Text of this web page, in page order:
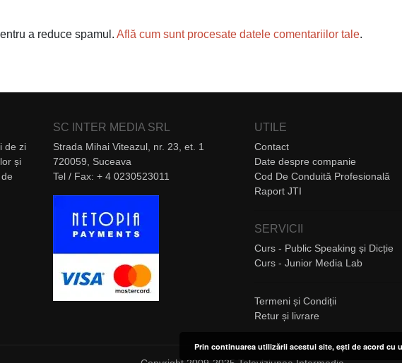
a reduce spamul. Află cum sunt procesate datele comentariilor tale.
de zi
și
SC INTER MEDIA SRL
Strada Mihai Viteazul, nr. 23, et. 1
720059, Suceava
Tel / Fax: + 4 0230523011
UTILE
Contact
Date despre companie
Cod De Conduită Profesională
Raport JTI
SERVICII
Curs - Public Speaking și Dicție
Curs - Junior Media Lab
Termeni și Condiții
Retur și livrare
Prin continuarea utilizării acestui site, ești de acord cu